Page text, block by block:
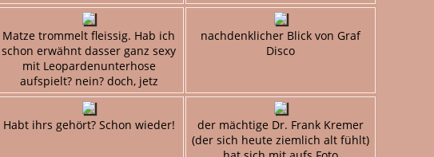
Matze trommelt fleissig. Hab ich
schon erwähnt dasser ganz sexy
mit Leopardenunterhose
aufspielt? nein? doch, jetz
nachdenklicher Blick von Graf
Disco
Habt ihrs gehört? Schon wieder!
der mächtige Dr. Frank Kremer
(der sich heute ziemlich alt fühlt)